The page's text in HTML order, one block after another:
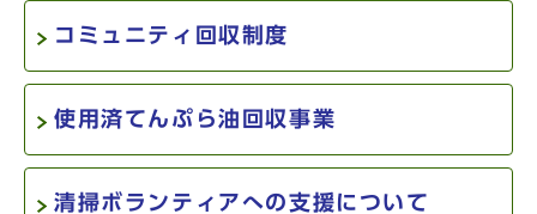
コミュニティ回収制度
使用済てんぷら油回収事業
清掃ボランティアへの支援について